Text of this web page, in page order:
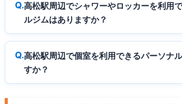
高松駅周辺でシャワーやロッカーを利用
ルジムはありますか？
高松駅周辺で個室を利用できるパーソナ
すか？